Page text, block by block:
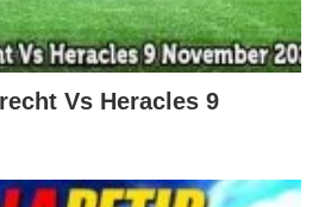
Vs Heracles 9